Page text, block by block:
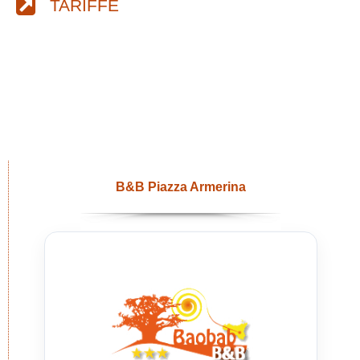
TARIFFE
B&B Piazza Armerina